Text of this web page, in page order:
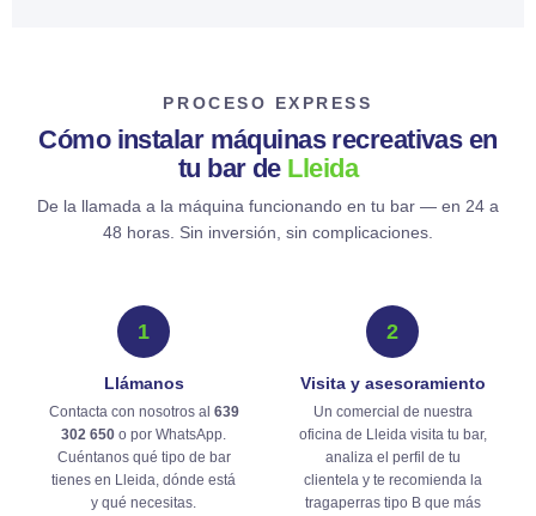
PROCESO EXPRESS
Cómo instalar máquinas recreativas en
tu bar de Lleida
De la llamada a la máquina funcionando en tu bar — en 24 a
48 horas. Sin inversión, sin complicaciones.
1
Llámanos
Contacta con nosotros al 639
302 650 o por WhatsApp.
Cuéntanos qué tipo de bar
tienes en Lleida, dónde está
y qué necesitas.
2
Visita y asesoramiento
Un comercial de nuestra
oficina de Lleida visita tu bar,
analiza el perfil de tu
clientela y te recomienda la
tragaperras tipo B que más